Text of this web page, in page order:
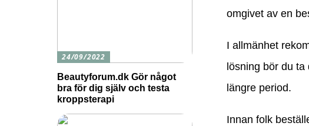
omgivet av en
I allmänhet
lösning bör du ta
längre period.
Innan folk
24/09/2022
Beautyforum.dk Gör något
bra för dig själv och testa
kroppsterapi